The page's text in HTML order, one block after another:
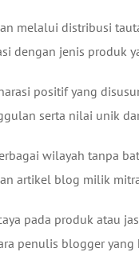
melalui distribusi
dengan jenis produk
positif yang
serta nilai unik
wilayah tanpa
artikel blog milik
pada produk atau
penulis blogger yang